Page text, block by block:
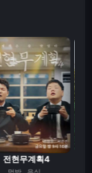
전현무계획4